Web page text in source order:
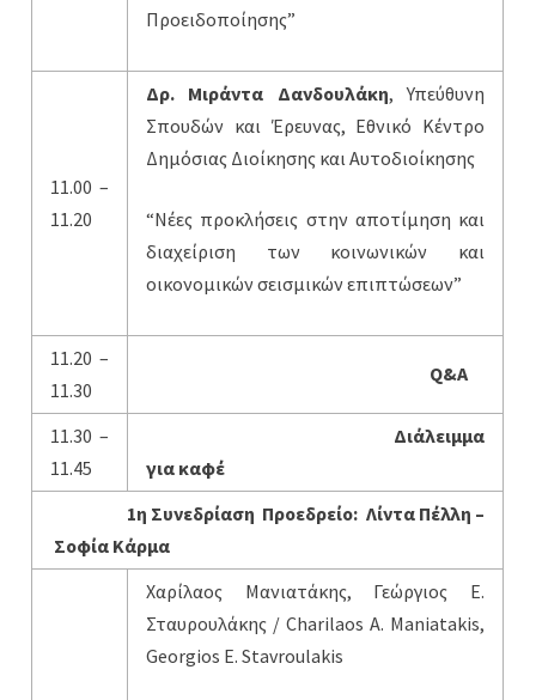
Προειδοποίησης”
11.00 –
11.20
Δρ. Μιράντα Δανδουλάκη, Υπεύθυνη
Σπουδών και Έρευνας, Εθνικό Κέντρο
Δημόσιας Διοίκησης και Αυτοδιοίκησης
“Νέες προκλήσεις στην αποτίμηση και
διαχείριση των κοινωνικών και
οικονομικών σεισμικών επιπτώσεων”
11.20 –
11.30
Q&A
11.30 –
11.45
Διάλειμμα
για καφέ
1η Συνεδρίαση Προεδρείο: Λίντα Πέλλη –
Σοφία Κάρμα
Χαρίλαος Μανιατάκης, Γεώργιος Ε.
Σταυρουλάκης / Charilaos A. Maniatakis,
Georgios E. Stavroulakis